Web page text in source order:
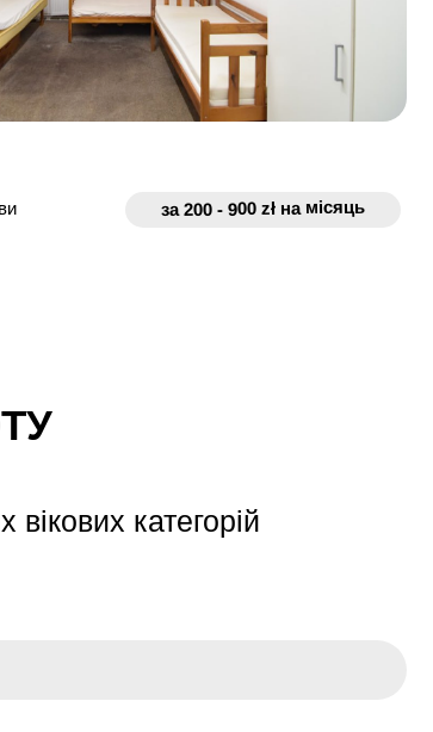
категорій
за 200 - 900 zł на місяць